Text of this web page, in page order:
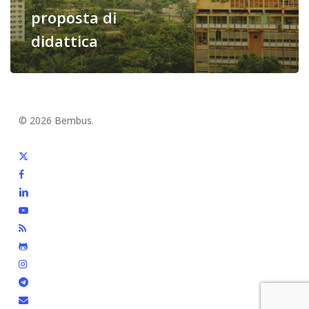
proposta di
didattica
© 2026 Bembus.
x-
twitter
facebook
linkedin
youtube
RSS
github
instagram
telegram
email